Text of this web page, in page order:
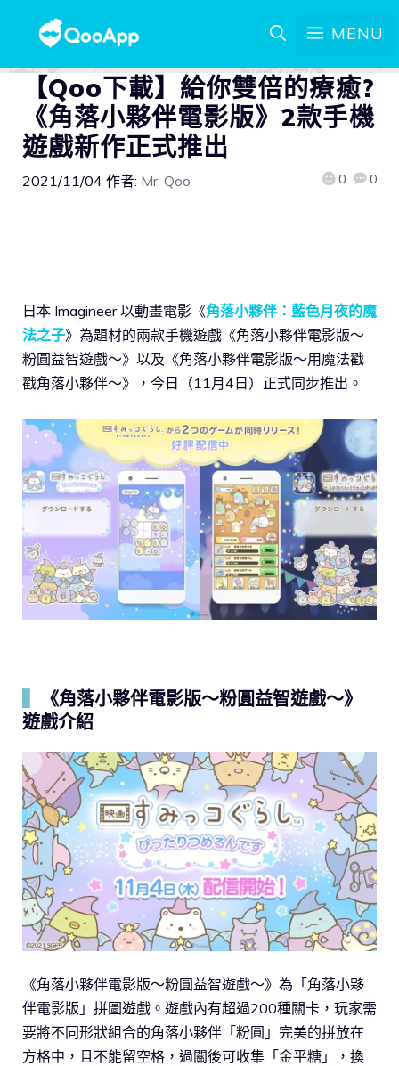
MENU
【Qoo下載】給你雙倍的療癒?
《角落小夥伴電影版》2款手機
遊戲新作正式推出
2021/11/04 作者: Mr. Qoo 0 0
日本 Imagineer 以動畫電影《角落小夥伴：藍色月夜的魔
法之子》為題材的兩款手機遊戲《角落小夥伴電影版～
粉圓益智遊戲～》以及《角落小夥伴電影版～用魔法戳
戳角落小夥伴～》，今日（11月4日）正式同步推出。
《角落小夥伴電影版～粉圓益智遊戲～》
遊戲介紹
《角落小夥伴電影版～粉圓益智遊戲～》為「角落小夥
伴電影版」拼圖遊戲。遊戲內有超過200種關卡，玩家需
要將不同形狀組合的角落小夥伴「粉圓」完美的拼放在
方格中，且不能留空格，過關後可收集「金平糖」，換